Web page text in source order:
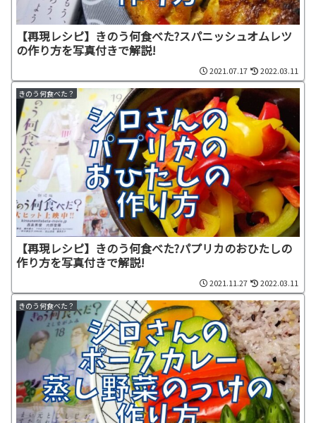
【再現レシピ】きのう何食べた?スパニッシュオムレツ
の作り方を写真付きで解説!
2021.07.17 2022.03.11
きのう何食べた？
【再現レシピ】きのう何食べた?パプリカのおひたしの
作り方を写真付きで解説!
2021.11.27 2022.03.11
きのう何食べた？